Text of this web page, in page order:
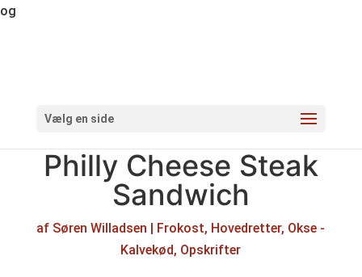
og
Vælg en side
Philly Cheese Steak
Sandwich
af Søren Willadsen | Frokost, Hovedretter, Okse -
Kalvekød, Opskrifter